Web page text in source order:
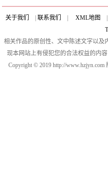
关于我们 联系我们 XML地图
相关作品的原创性、文中陈述文字以及
现本网站上有侵犯您的合法权益的内
Copyright © 2019 http://